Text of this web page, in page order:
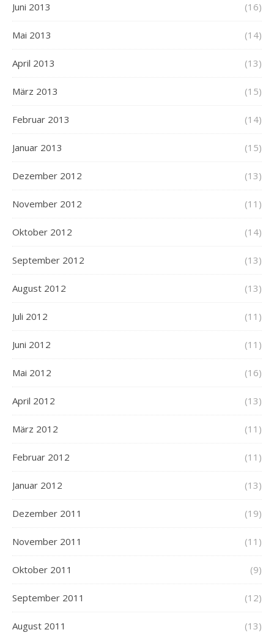
Juni 2013 (16)
Mai 2013 (14)
April 2013 (13)
März 2013 (15)
Februar 2013 (14)
Januar 2013 (15)
Dezember 2012 (13)
November 2012 (11)
Oktober 2012 (14)
September 2012 (13)
August 2012 (13)
Juli 2012 (11)
Juni 2012 (11)
Mai 2012 (16)
April 2012 (13)
März 2012 (11)
Februar 2012 (11)
Januar 2012 (13)
Dezember 2011 (19)
November 2011 (11)
Oktober 2011 (9)
September 2011 (12)
August 2011 (13)